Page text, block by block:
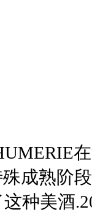
成熟阶
种美酒